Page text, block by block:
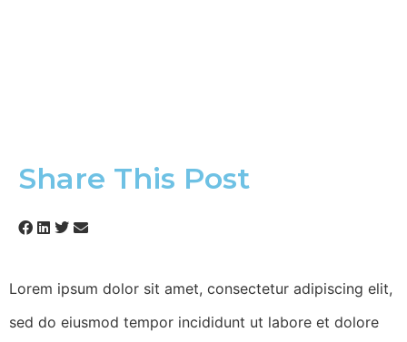
Share This Post
Lorem ipsum dolor sit amet, consectetur adipiscing elit,
sed do eiusmod tempor incididunt ut labore et dolore